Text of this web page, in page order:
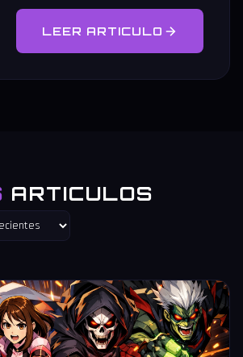
LEER ARTICULO
ARTICULOS